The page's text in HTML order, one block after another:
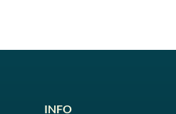
INFO